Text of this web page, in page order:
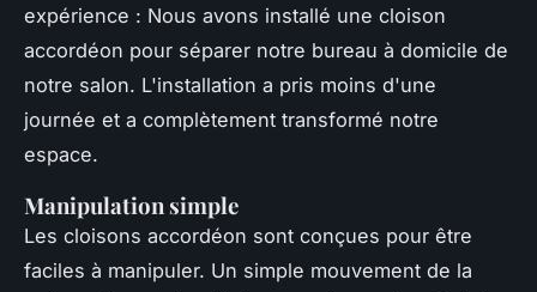
expérience : Nous avons installé une cloison
accordéon pour séparer notre bureau à domicile de
notre salon. L'installation a pris moins d'une
journée et a complètement transformé notre
espace.
Manipulation simple
Les cloisons accordéon sont conçues pour être
faciles à manipuler. Un simple mouvement de la